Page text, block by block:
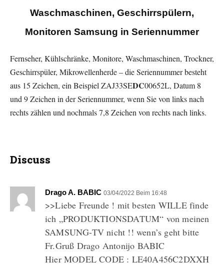
Waschmaschinen, Geschirrspülern,
Monitoren Samsung in Seriennummer
Fernseher, Kühlschränke, Monitore, Waschmaschinen, Trockner,
Geschirrspüler, Mikrowellenherde – die Seriennummer besteht
aus 15 Zeichen, ein Beispiel ZAJ33SEDC00652L, Datum 8
und 9 Zeichen in der Seriennummer, wenn Sie von links nach
rechts zählen und nochmals 7,8 Zeichen von rechts nach links.
Discuss
Drago A. BABIC 03/04/2022 Beim 16:48
>>Liebe Freunde ! mit besten WILLE finde
ich „PRODUKTIONSDATUM“ von meinen
SAMSUNG-TV nicht !! wenn’s geht bitte
Fr.Gruß Drago Antonijo BABIC
Hier MODEL CODE : LE40A456C2DXXH